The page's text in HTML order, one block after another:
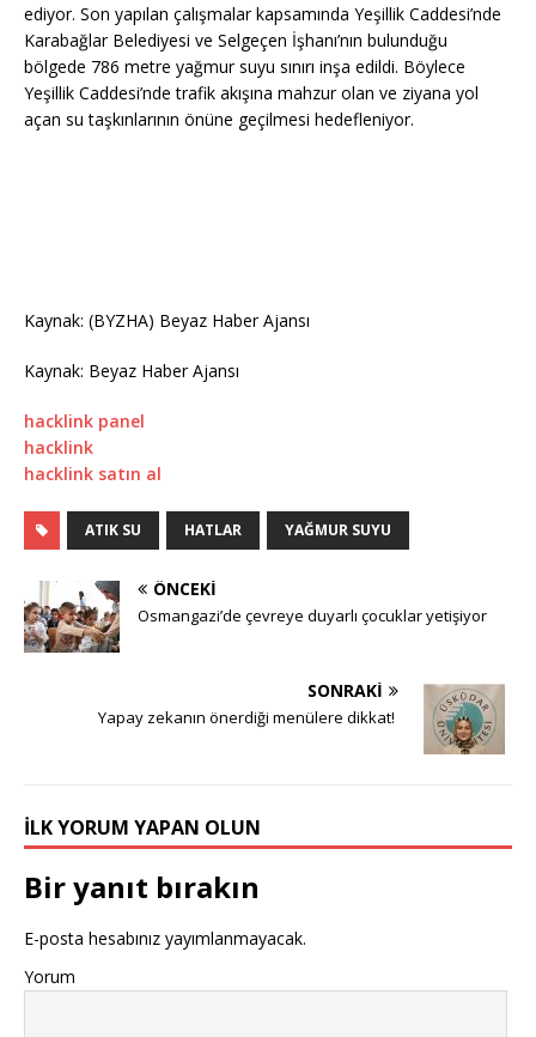
ediyor. Son yapılan çalışmalar kapsamında Yeşillik Caddesi’nde
Karabağlar Belediyesi ve Selgeçen İşhanı’nın bulunduğu
bölgede 786 metre yağmur suyu sınırı inşa edildi. Böylece
Yeşillik Caddesi’nde trafik akışına mahzur olan ve ziyana yol
açan su taşkınlarının önüne geçilmesi hedefleniyor.
Kaynak: (BYZHA) Beyaz Haber Ajansı
Kaynak: Beyaz Haber Ajansı
hacklink panel
hacklink
hacklink satın al
ATIK SU HATLAR YAĞMUR SUYU
ÖNCEKI
Osmangazi’de çevreye duyarlı çocuklar yetişiyor
SONRAKI
Yapay zekanın önerdiği menülere dikkat!
İLK YORUM YAPAN OLUN
Bir yanıt bırakın
E-posta hesabınız yayımlanmayacak.
Yorum